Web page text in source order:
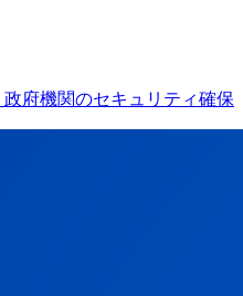
府機関のセキュリティ確保